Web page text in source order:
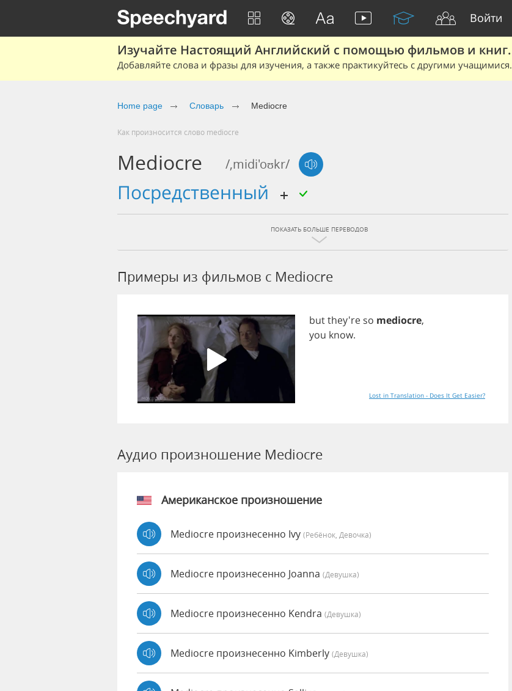
Войти
Изучайте Настоящий Английский с помощью фильмов и книг.
Добавляйте слова и фразы для изучения, а также практикуйтесь с другими учащимися.
Home page Словарь Mediocre
Как произносится слово mediocre
Mediocre /,midi'oʊkr/
посредственный
ПОКАЗАТЬ БОЛЬШЕ ПЕРЕВОДОВ
Примеры из фильмов c Mediocre
butthey're so mediocre,
you know.
Lost in Translation - Does It Get Easier?
Аудио произношение Mediocre
Американское произношение
Mediocre произнесенно Ivy (Ребёнок, Девочка)
Mediocre произнесенно Joanna (девушка)
Mediocre произнесенно Kendra (девушка)
Mediocre произнесенно Kimberly (девушка)